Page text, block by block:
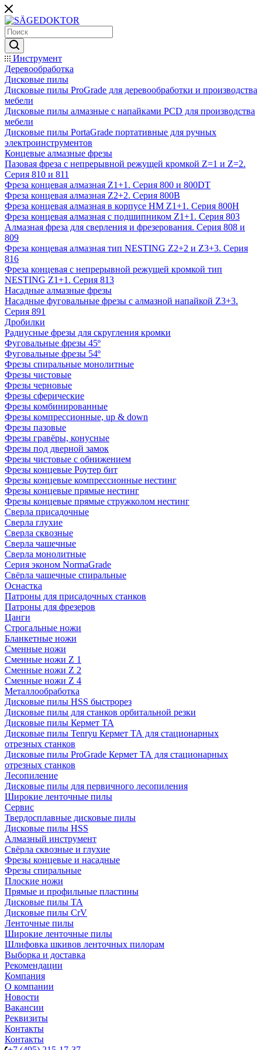
Инструмент
Деревообработка
Дисковые пилы
Дисковые пилы ProGrade для деревообработки и производства
мебели
Дисковые пилы алмазные с напайками PCD для производства
мебели
Дисковые пилы PortaGrade портативные для ручных
электроинструментов
Концевые алмазные фрезы
Пазовая фреза с непрерывной режущей кромкой Z=1 и Z=2.
Серия 810 и 811
Фреза концевая алмазная Z1+1. Серия 800 и 800DT
Фреза концевая алмазная Z2+2. Серия 800B
Фреза концевая алмазная в корпусе НМ Z1+1. Серия 800H
Фреза концевая алмазная с подшипником Z1+1. Серия 803
Алмазная фреза для сверления и фрезерования. Серия 808 и
809
Фреза концевая алмазная тип NESTING Z2+2 и Z3+3. Серия
816
Фреза концевая с непрерывной режущей кромкой тип
NESTING Z1+1. Серия 813
Насадные алмазные фрезы
Насадные фуговальные фрезы с алмазной напайкой Z3+3.
Серия 891
Дробилки
Радиусные фрезы для скругления кромки
Фуговальные фрезы 45º
Фуговальные фрезы 54º
Фрезы спиральные монолитные
Фрезы чистовые
Фрезы черновые
Фрезы сферические
Фрезы комбинированные
Фрезы компрессионные, up & down
Фрезы пазовые
Фрезы гравёры, конусные
Фрезы под дверной замок
Фрезы чистовые с обнижением
Фрезы концевые Роутер бит
Фрезы концевые компрессионные нестинг
Фрезы концевые прямые нестинг
Фрезы концевые прямые стружколом нестинг
Сверла присадочные
Сверла глухие
Сверла сквозные
Сверла чашечные
Сверла монолитные
Серия эконом NormaGrade
Свёрла чашечные спиральные
Оснастка
Патроны для присадочных станков
Патроны для фрезеров
Цанги
Строгальные ножи
Бланкетные ножи
Сменные ножи
Сменные ножи Z 1
Сменные ножи Z 2
Сменные ножи Z 4
Металлообработка
Дисковые пилы HSS быстрорез
Дисковые пилы для станков орбитальной резки
Дисковые пилы Кермет ТА
Дисковые пилы Tenryu Кермет ТА для стационарных
отрезных станков
Дисковые пилы ProGrade Кермет ТА для стационарных
отрезных станков
Лесопиление
Дисковые пилы для первичного лесопиления
Широкие ленточные пилы
Сервис
Твердосплавные дисковые пилы
Дисковые пилы HSS
Алмазный инструмент
Свёрла сквозные и глухие
Фрезы концевые и насадные
Фрезы спиральные
Плоские ножи
Прямые и профильные пластины
Дисковые пилы TA
Дисковые пилы CrV
Ленточные пилы
Широкие ленточные пилы
Шлифовка шкивов ленточных пилорам
Выборка и доставка
Рекомендации
Компания
О компании
Новости
Вакансии
Реквизиты
Контакты
Контакты